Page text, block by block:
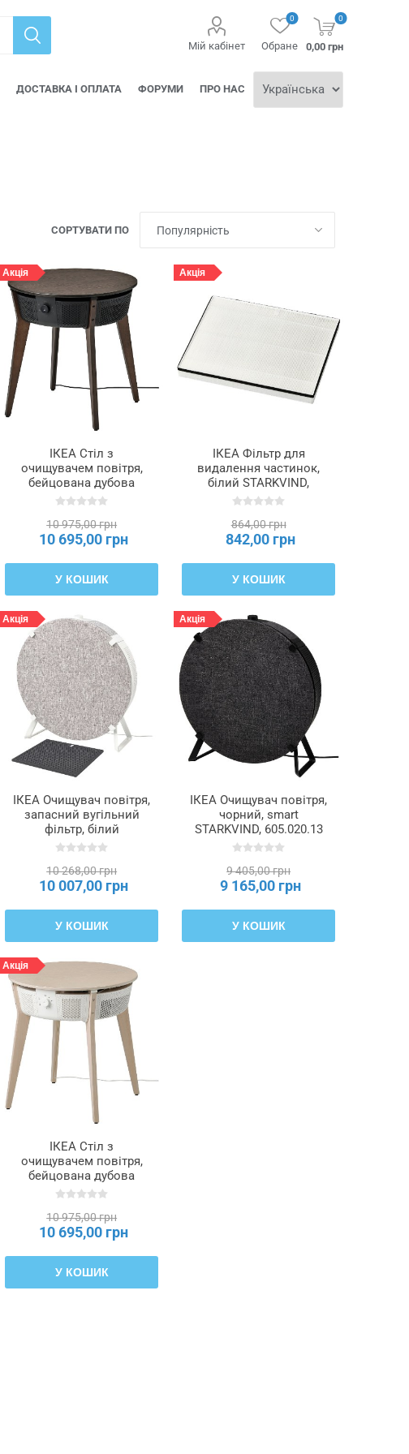
Мій кабінет Обране
0 0
0,00 грн
ДОСТАВКА І ОПЛАТА ФОРУМИ ПРО НАС
СОРТУВАТИ ПО
Акція
ІКЕА Стіл з
очищувачем повітря,
бейцована дубова
фанера, темно-
STARKVIND, 805.019.51
10 975,00 грн
10 695,00 грн
У КОШИК
Акція
ІКЕА Фільтр для
видалення частинок,
білий STARKVIND,
304.619.43
864,00 грн
842,00 грн
У КОШИК
Акція
ІКЕА Очищувач повітря,
запасний вугільний
фільтр, білий
STARKVIND, 594.442.17
10 268,00 грн
10 007,00 грн
У КОШИК
Акція
ІКЕА Очищувач повітря,
чорний, smart
STARKVIND, 605.020.13
9 405,00 грн
9 165,00 грн
У КОШИК
Акція
ІКЕА Стіл з
очищувачем повітря,
бейцована дубова
фанера, білий смарт
10 975,00 грн
10 695,00 грн
У КОШИК